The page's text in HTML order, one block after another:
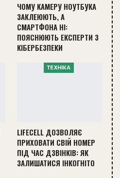
ЧОМУ КАМЕРУ НОУТБУКА
ЗАКЛЕЮЮТЬ, А
СМАРТФОНА НІ:
ПОЯСНЮЮТЬ ЕКСПЕРТИ З
КІБЕРБЕЗПЕКИ
ТЕХНІКА
LIFECELL ДОЗВОЛЯЄ
ПРИХОВАТИ СВІЙ НОМЕР
ПІД ЧАС ДЗВІНКІВ: ЯК
ЗАЛИШАТИСЯ ІНКОГНІТО